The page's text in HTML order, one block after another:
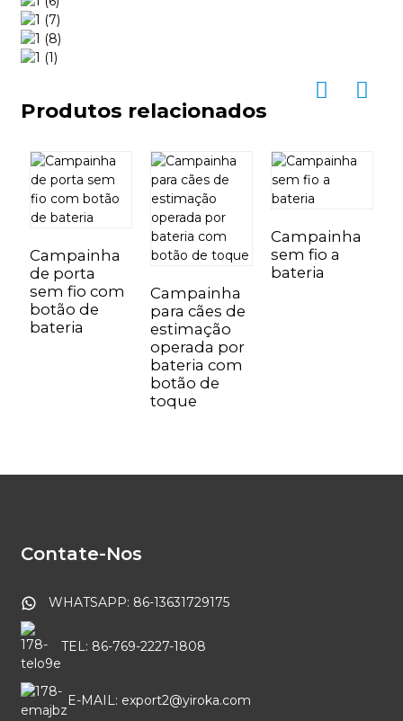
Produtos relacionados
Campainha
de porta
sem fio com
botão de
bateria
Campainha
para cães de
estimação
operada por
bateria com
botão de
toque
Campainha
sem fio a
bateria
Contate-Nos
WHATSAPP: 86-13631729175
TEL: 86-769-2227-1808
E-MAIL: export2@yiroka.com